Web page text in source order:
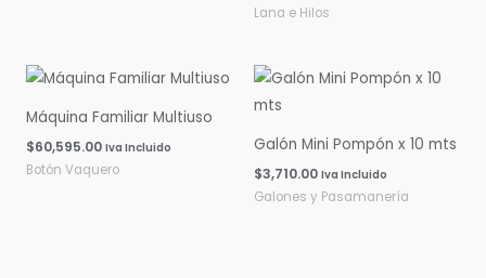
Lana e Hilos
Máquina Familiar Multiuso
$60,595.00 Iva Incluido
Botón Vaquero
Galón Mini Pompón x 10 mts
$3,710.00 Iva Incluido
Galones y Pasamanería